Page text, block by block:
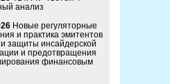
анализ
Новые регуляторные
и практика эмитентов
защиты инсайдерской
и предотвращения
финансовым